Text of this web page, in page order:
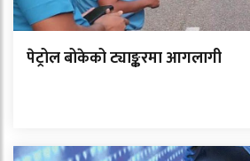
पेट्रोल बोकेको ट्याङ्करमा आगलागी